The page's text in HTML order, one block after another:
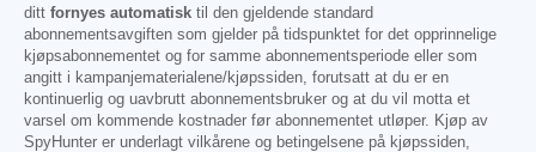
ditt fornyes automatisk til den gjeldende standard
abonnementsavgiften som gjelder på tidspunktet for det opprinnelige
kjøpsabonnementet og for samme abonnementsperiode eller som
angitt i kampanjematerialene/kjøpssiden, forutsatt at du er en
kontinuerlig og uavbrutt abonnementsbruker og at du vil motta et
varsel om kommende kostnader før abonnementet utløper. Kjøp av
SpyHunter er underlagt vilkårene og betingelsene på kjøpssiden,